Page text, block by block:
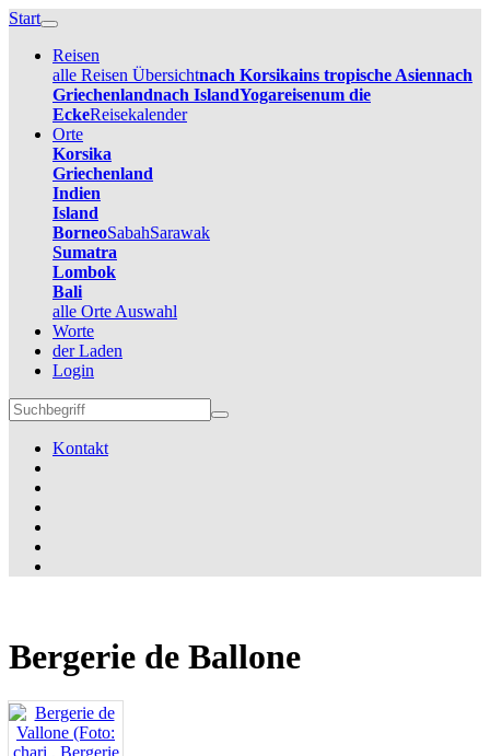
Start
Reisen
alle Reisen Übersichtnach Korsikains tropische Asiennach
Griechenlandnach IslandYogareisenum die
EckeReisekalender
Orte
Korsika
Griechenland
Indien
Island
BorneoSabahSarawak
Sumatra
Lombok
Bali
alle Orte Auswahl
Worte
der Laden
Login
Kontakt
Bergerie de Ballone